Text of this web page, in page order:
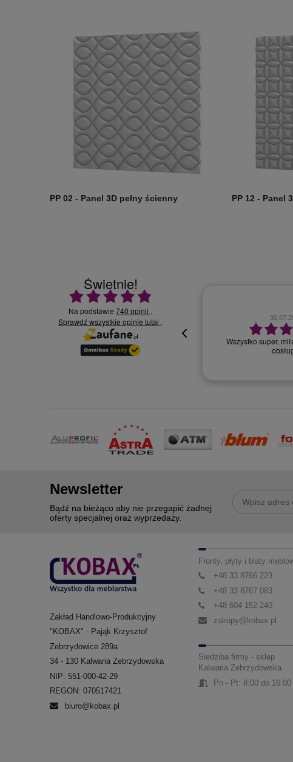
PP 02 - Panel 3D pełny ścienny PP 12 - Panel
Świetnie!
Ocena średnia 4.9 na 5
Na podstawie 740 opinii .
Sprawdź wszystkie opinie tutaj .
30.07.2026
oki
Wszystko super,
Newsletter
Bądź na bieżąco aby nie przegapić żadnej
oferty specjalnej oraz wyprzedaży.
Zakład Handlowo-Produkcyjny
"KOBAX" - Pająk Krzysztof
Zebrzydowice 289a
34 - 130 Kalwaria Zebrzydowska
NIP: 551-000-42-29
REGON: 070517421
biuro@kobax.pl
Fronty, płyty i blaty
+48 33 8766 223
+48 33 8767 083
+48 604 152 240
zakupy@kobax.pl
Siedziba firmy - sklep
Kalwaria Zebrzydowska
Pn - Pt: 8:00 do 16:00